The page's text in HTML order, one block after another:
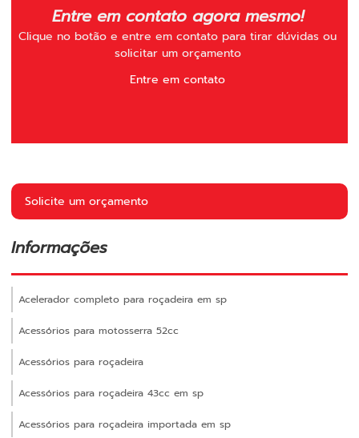
Entre em contato agora mesmo!
Clique no botão e entre em contato para tirar dúvidas ou
solicitar um orçamento
Entre em contato
Solicite um orçamento
Informações
Acelerador completo para roçadeira em sp
Acessórios para motosserra 52cc
Acessórios para roçadeira
Acessórios para roçadeira 43cc em sp
Acessórios para roçadeira importada em sp